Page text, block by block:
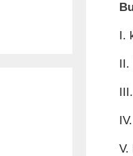
I.
II.
V.